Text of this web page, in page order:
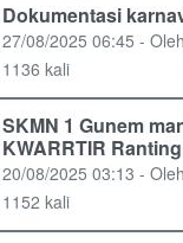
Dokumentasi
27/08/2025 06:45 -
1136 kali
SKMN 1 Gunem
KWARRTIR
20/08/2025 03:13 -
1152 kali